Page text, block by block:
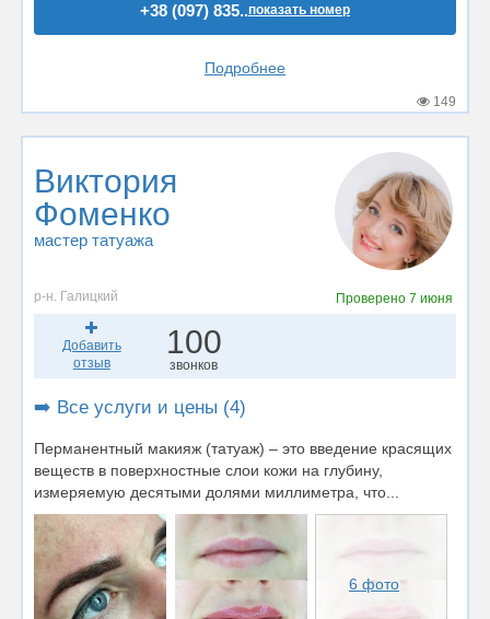
+38 (097) 835..показать номер
Подробнее
149
Виктория
Фоменко
мастер татуажа
р-н. Галицкий Проверено 7 июня
Добавить
отзыв
100
звонков
➡️ Все услуги и цены (4)
Перманентный макияж (татуаж) – это введение красящих
веществ в поверхностные слои кожи на глубину,
измеряемую десятыми долями миллиметра, что...
6 фото